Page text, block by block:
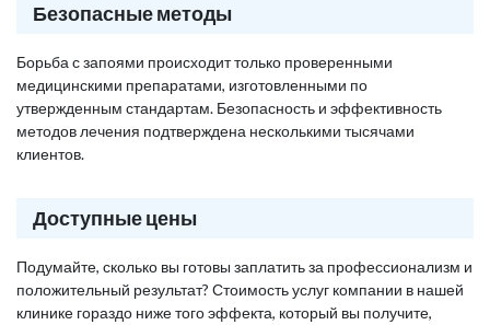
Безопасные методы
Борьба с запоями происходит только проверенными
медицинскими препаратами, изготовленными по
утвержденным стандартам. Безопасность и эффективность
методов лечения подтверждена несколькими тысячами
клиентов.
Доступные цены
Подумайте, сколько вы готовы заплатить за профессионализм и
положительный результат? Стоимость услуг компании в нашей
клинике гораздо ниже того эффекта, который вы получите,